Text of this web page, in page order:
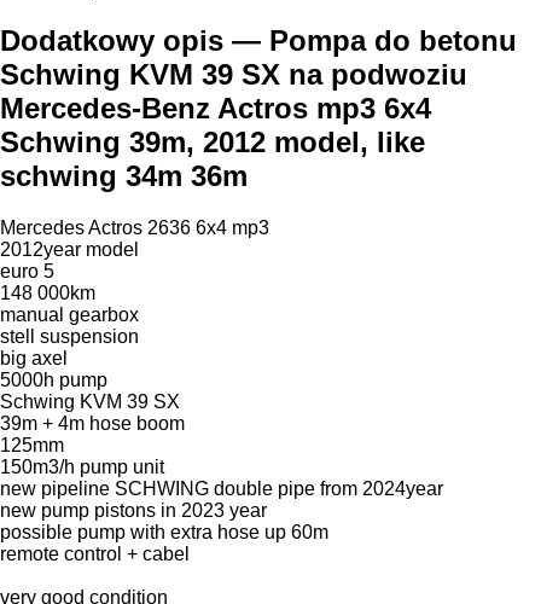
Dodatkowy opis — Pompa do betonu
Schwing KVM 39 SX na podwoziu
Mercedes-Benz Actros mp3 6x4
Schwing 39m, 2012 model, like
schwing 34m 36m
Mercedes Actros 2636 6x4 mp3
2012year model
euro 5
148 000km
manual gearbox
stell suspension
big axel
5000h pump
Schwing KVM 39 SX
39m + 4m hose boom
125mm
150m3/h pump unit
new pipeline SCHWING double pipe from 2024year
new pump pistons in 2023 year
possible pump with extra hose up 60m
remote control + cabel
very good condition